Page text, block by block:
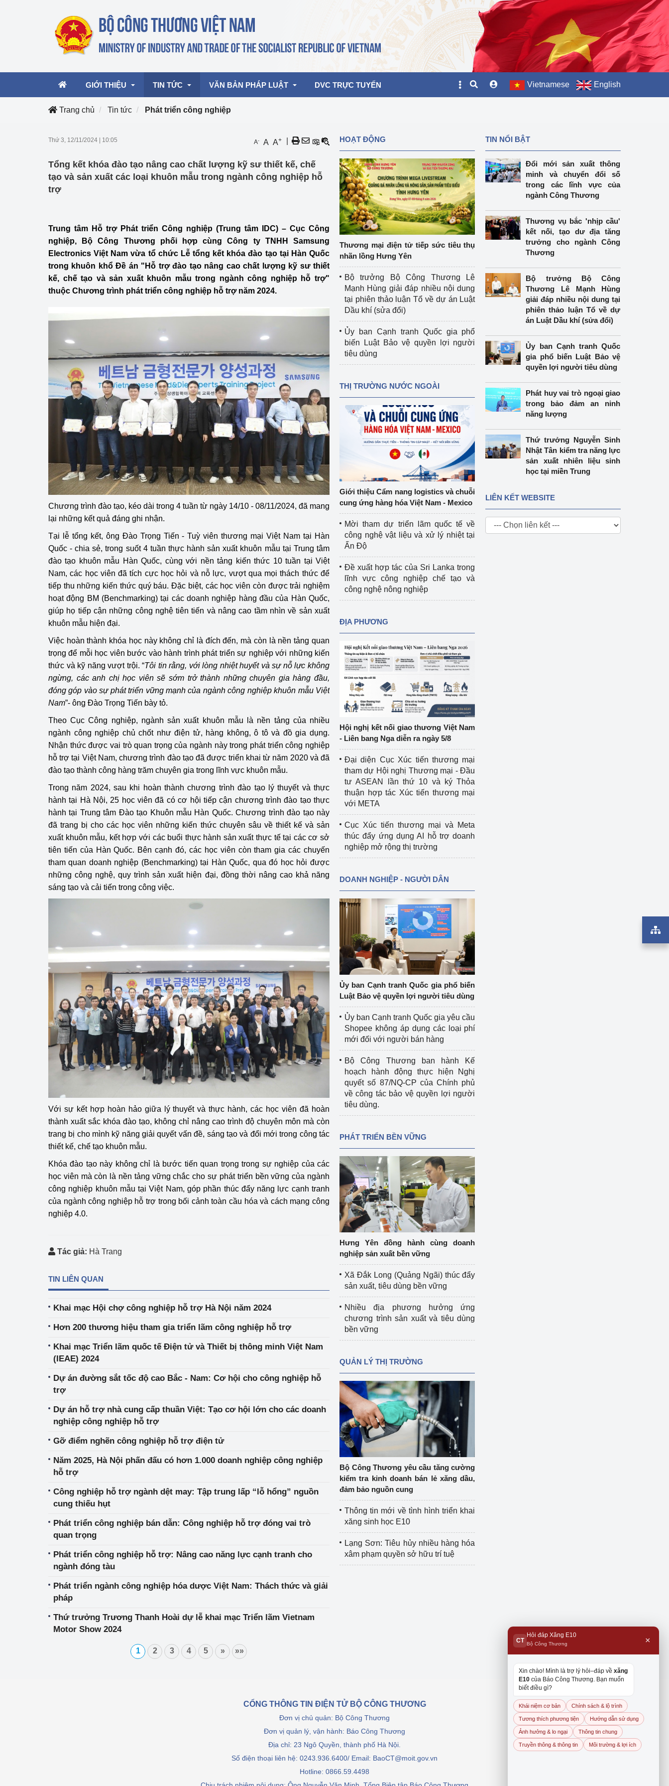
GIỚI THIỆU
Cơ cấu tổ chức
TIN TỨC
Hoạt động của Lãnh đạo Bộ
mại, Dịch vụ Việt Nam 2026
Công Thương - Công luận
Họp báo
Thông cáo báo chí
Chuyển đổi số
Lịch sử phát triển
Bản tin Thị trường Nông Lâm Thủy sản
Phát triển nguồn nhân lực
Phát triển bền vững
Tổ chức kiểm định
Tổ chức kiểm định kỹ thuật an toàn lao
động thuộc thẩm quyền quản lý của
Bộ Công Thương
Tổ chức được cấp GCN đăng ký, hoạt
động kiểm định thiết bị, dụng cụ điện
làm việc ở môi trường không có nguy
hiểm khí, bụi nổ
Cơ sở sản xuất, sửa chữa chai chứa
LPG
Tổ chức huấn luyện, bồi dưỡng
lao động
Văn hóa ngành Công Thương
Tái cơ cấu ngành Công Thương
Quản lý thị trường
Sử dụng năng lượng tiết kiệm và
Hiệu quả năng lượng
Khoa học, công nghệ và đổi mới sáng
tạo
Thông báo
Album ảnh bảo vệ môi trường
Văn bản về môi trường
Đọc báo giúp bạn
Bảo vệ nền tảng tư tưởng của Đảng
Doanh nghiệp - Người dân
Xúc tiến thương mại Khu vực miền Bắc
Khu vực miền Trung
Khu vực miền Nam
Thị trường nước ngoàiHiệp định EVFTA
Thị trường châu Á – châu Phi
Thị trường châu Âu – châu Mỹ
Thị trường trong nước
Ngành Công Thương đưa nghị quyết
Đại hội XIV của Đảng vào cuộc sống
Phát triển công nghiệpCông nghiệp nền tảng
Sản xuất công nghiệp
VĂN BẢN PHÁP LUẬT
Văn bản hợp nhất
DVC TRỰC TUYẾN Vietnamese English
Trang chủ Tin tức Phát triển công nghiệp
Thứ 3, 12/11/2024 10:05 A- A A+
Tổng kết khóa đào tạo nâng cao chất lượng kỹ sư thiết kế, chế
tạo và sản xuất các loại khuôn mẫu trong ngành công nghiệp hỗ
trợ
Trung tâm Hỗ trợ Phát triển Công nghiệp (Trung tâm IDC) – Cục Công
nghiệp, Bộ Công Thương phối hợp cùng Công ty TNHH Samsung
Electronics Việt Nam vừa tổ chức Lễ tổng kết khóa đào tạo tại Hàn Quốc
trong khuôn khổ Đề án "Hỗ trợ đào tạo nâng cao chất lượng kỹ sư thiết
kế, chế tạo và sản xuất khuôn mẫu trong ngành công nghiệp hỗ trợ"
thuộc Chương trình phát triển công nghiệp hỗ trợ năm 2024.
Chương trình đào tạo, kéo dài trong 4 tuần từ ngày 14/10 - 08/11/2024, đã mang
lại những kết quả đáng ghi nhận.
Tại lễ tổng kết, ông Đào Trọng Tiến - Tuỳ viên thương mại Việt Nam tại Hàn
Quốc - chia sẻ, trong suốt 4 tuần thực hành sản xuất khuôn mẫu tại Trung tâm
đào tạo khuôn mẫu Hàn Quốc, cùng với nền tảng kiến thức 10 tuần tại Việt
Nam, các học viên đã tích cực học hỏi và nỗ lực, vượt qua mọi thách thức để
tiếp thu những kiến thức quý báu. Đặc biệt, các học viên còn được trải nghiệm
hoạt động BM (Benchmarking) tại các doanh nghiệp hàng đầu của Hàn Quốc,
giúp họ tiếp cận những công nghệ tiên tiến và nâng cao tầm nhìn về sản xuất
khuôn mẫu hiện đại.
Việc hoàn thành khóa học này không chỉ là đích đến, mà còn là nền tảng quan
trọng để mỗi học viên bước vào hành trình phát triển sự nghiệp với những kiến
thức và kỹ năng vượt trội. “Tôi tin rằng, với lòng nhiệt huyết và sự nỗ lực không
ngừng, các anh chị học viên sẽ sớm trở thành những chuyên gia hàng đầu,
đóng góp vào sự phát triển vững mạnh của ngành công nghiệp khuôn mẫu Việt
Nam”- ông Đào Trọng Tiến bày tỏ.
Theo Cục Công nghiệp, ngành sản xuất khuôn mẫu là nền tảng của nhiều
ngành công nghiệp chủ chốt như điện tử, hàng không, ô tô và đồ gia dụng.
Nhận thức được vai trò quan trọng của ngành này trong phát triển công nghiệp
hỗ trợ tại Việt Nam, chương trình đào tạo đã được triển khai từ năm 2020 và đã
đào tạo thành công hàng trăm chuyên gia trong lĩnh vực khuôn mẫu.
Trong năm 2024, sau khi hoàn thành chương trình đào tạo lý thuyết và thực
hành tại Hà Nội, 25 học viên đã có cơ hội tiếp cận chương trình đào tạo thực
hành tại Trung tâm Đào tạo Khuôn mẫu Hàn Quốc. Chương trình đào tạo này
đã trang bị cho các học viên những kiến thức chuyên sâu về thiết kế và sản
xuất khuôn mẫu, kết hợp với các buổi thực hành sản xuất thực tế tại các cơ sở
tiên tiến của Hàn Quốc. Bên cạnh đó, các học viên còn tham gia các chuyến
tham quan doanh nghiệp (Benchmarking) tại Hàn Quốc, qua đó học hỏi được
những công nghệ, quy trình sản xuất hiện đại, đồng thời nâng cao khả năng
sáng tạo và cải tiến trong công việc.
Với sự kết hợp hoàn hảo giữa lý thuyết và thực hành, các học viên đã hoàn
thành xuất sắc khóa đào tạo, không chỉ nâng cao trình độ chuyên môn mà còn
trang bị cho mình kỹ năng giải quyết vấn đề, sáng tạo và đổi mới trong công tác
thiết kế, chế tạo khuôn mẫu.
Khóa đào tạo này không chỉ là bước tiến quan trọng trong sự nghiệp của các
học viên mà còn là nền tảng vững chắc cho sự phát triển bền vững của ngành
công nghiệp khuôn mẫu tại Việt Nam, góp phần thúc đẩy năng lực cạnh tranh
của ngành công nghiệp hỗ trợ trong bối cảnh toàn cầu hóa và cách mạng công
nghiệp 4.0.
Tác giả: Hà Trang
TIN LIÊN QUAN
Khai mạc Hội chợ công nghiệp hỗ trợ Hà Nội năm 2024
Hơn 200 thương hiệu tham gia triển lãm công nghiệp hỗ trợ
Khai mạc Triển lãm quốc tế Điện tử và Thiết bị thông minh Việt Nam
(IEAE) 2024
Dự án đường sắt tốc độ cao Bắc - Nam: Cơ hội cho công nghiệp hỗ
trợ
Dự án hỗ trợ nhà cung cấp thuần Việt: Tạo cơ hội lớn cho các doanh
nghiệp công nghiệp hỗ trợ
Gỡ điểm nghẽn công nghiệp hỗ trợ điện tử
Năm 2025, Hà Nội phấn đấu có hơn 1.000 doanh nghiệp công nghiệp
hỗ trợ
Công nghiệp hỗ trợ ngành dệt may: Tập trung lấp “lỗ hổng” nguồn
cung thiếu hụt
Phát triển công nghiệp bán dẫn: Công nghiệp hỗ trợ đóng vai trò
quan trọng
Phát triển công nghiệp hỗ trợ: Nâng cao năng lực cạnh tranh cho
ngành đóng tàu
Phát triển ngành công nghiệp hóa dược Việt Nam: Thách thức và giải
pháp
Thứ trưởng Trương Thanh Hoài dự lễ khai mạc Triển lãm Vietnam
Motor Show 2024
1 2 3 4 5 » »»
HOẠT ĐỘNG
Thương mại điện tử tiếp sức tiêu thụ
nhãn lồng Hưng Yên
Bộ trưởng Bộ Công Thương Lê
Mạnh Hùng giải đáp nhiều nội dung
tại phiên thảo luận Tổ về dự án Luật
Dầu khí (sửa đổi)
Ủy ban Cạnh tranh Quốc gia phổ
biến Luật Bảo vệ quyền lợi người
tiêu dùng
THỊ TRƯỜNG NƯỚC NGOÀI
Giới thiệu Cẩm nang logistics và chuỗi
cung ứng hàng hóa Việt Nam - Mexico
Mời tham dự triển lãm quốc tế về
công nghệ vật liệu và xử lý nhiệt tại
Ấn Độ
Đề xuất hợp tác của Sri Lanka trong
lĩnh vực công nghiệp chế tạo và
công nghệ nông nghiệp
ĐỊA PHƯƠNG
Hội nghị kết nối giao thương Việt Nam
- Liên bang Nga diễn ra ngày 5/8
Đại diện Cục Xúc tiến thương mại
tham dự Hội nghị Thương mại - Đầu
tư ASEAN lần thứ 10 và ký Thỏa
thuận hợp tác Xúc tiến thương mại
với META
Cục Xúc tiến thương mại và Meta
thúc đẩy ứng dụng AI hỗ trợ doanh
nghiệp mở rộng thị trường
DOANH NGHIỆP - NGƯỜI DÂN
Ủy ban Cạnh tranh Quốc gia phổ biến
Luật Bảo vệ quyền lợi người tiêu dùng
Ủy ban Cạnh tranh Quốc gia yêu cầu
Shopee không áp dụng các loại phí
mới đối với người bán hàng
Bộ Công Thương ban hành Kế
hoạch hành động thực hiện Nghị
quyết số 87/NQ-CP của Chính phủ
về công tác bảo vệ quyền lợi người
tiêu dùng.
PHÁT TRIỂN BỀN VỮNG
Hưng Yên đồng hành cùng doanh
nghiệp sản xuất bền vững
Xã Đắk Long (Quảng Ngãi) thúc đẩy
sản xuất, tiêu dùng bền vững
Nhiều địa phương hưởng ứng
chương trình sản xuất và tiêu dùng
bền vững
QUẢN LÝ THỊ TRƯỜNG
Bộ Công Thương yêu cầu tăng cường
kiểm tra kinh doanh bán lẻ xăng dầu,
đảm bảo nguồn cung
Thông tin mới về tình hình triển khai
xăng sinh học E10
Lạng Sơn: Tiêu hủy nhiều hàng hóa
xâm phạm quyền sở hữu trí tuệ
TIN NỔI BẬT
Đổi mới sản xuất thông
minh và chuyển đổi số
trong các lĩnh vực của
ngành Công Thương
Thương vụ bắc 'nhịp cầu'
kết nối, tạo dư địa tăng
trưởng cho ngành Công
Thương
Bộ trưởng Bộ Công
Thương Lê Mạnh Hùng
giải đáp nhiều nội dung tại
phiên thảo luận Tổ về dự
án Luật Dầu khí (sửa đổi)
Ủy ban Cạnh tranh Quốc
gia phổ biến Luật Bảo vệ
quyền lợi người tiêu dùng
Phát huy vai trò ngoại giao
trong bảo đảm an ninh
năng lượng
Thứ trưởng Nguyễn Sinh
Nhật Tân kiểm tra năng lực
sản xuất nhiên liệu sinh
học tại miền Trung
LIÊN KẾT WEBSITE
CỔNG THÔNG TIN ĐIỆN TỬ BỘ CÔNG THƯƠNG
Đơn vị chủ quản: Bộ Công Thương
Đơn vị quản lý, vận hành: Báo Công Thương
Địa chỉ: 23 Ngô Quyền, thành phố Hà Nội.
Số điện thoại liên hệ: 0243.936.6400/ Email: BaoCT@moit.gov.vn
Hotline: 0866.59.4498
CT
Hỏi đáp Xăng E10
Bộ Công Thương ×
Xin chào! Mình là trợ lý hỏi–đáp về xăng
E10 của Báo Công Thương. Bạn muốn
biết điều gì?
Khái niệm cơ bản Chính sách & lộ trình
Tương thích phương tiện Hướng dẫn sử dụng
Ảnh hưởng & lo ngại Thông tin chung
Truyền thông & thông tin Môi trường & lợi ích